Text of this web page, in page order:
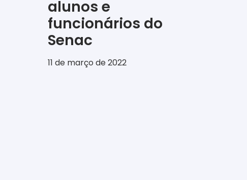
alunos e
funcionários do
Senac
11 de março de 2022